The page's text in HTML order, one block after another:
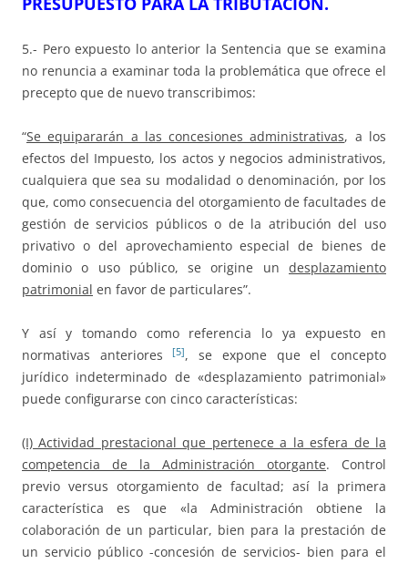
5.- Pero expuesto lo anterior la Sentencia que se examina
no renuncia a examinar toda la problemática que ofrece el
precepto que de nuevo transcribimos:
“Se equipararán a las concesiones administrativas, a los
efectos del Impuesto, los actos y negocios administrativos,
cualquiera que sea su modalidad o denominación, por los
que, como consecuencia del otorgamiento de facultades de
gestión de servicios públicos o de la atribución del uso
privativo o del aprovechamiento especial de bienes de
dominio o uso público, se origine un desplazamiento
patrimonial en favor de particulares”.
Y así y tomando como referencia lo ya expuesto en
normativas anteriores[5], se expone que el concepto
jurídico indeterminado de «desplazamiento patrimonial»
puede configurarse con cinco características:
(I) Actividad prestacional que pertenece a la esfera de la
competencia de la Administración otorgante. Control
previo versus otorgamiento de facultad; así la primera
característica es que «la Administración obtiene la
colaboración de un particular, bien para la prestación de
un servicio público -concesión de servicios- bien para el